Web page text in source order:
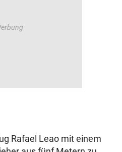
Rafael Leao mit einem